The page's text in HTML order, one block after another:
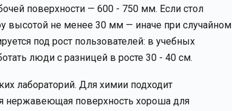
поверхности — 600 - 750 мм. Если стол
высотой не менее 30 мм — иначе при случайном
под рост пользователей: в учебных
люди с разницей в росте 30 - 40 см.
лабораторий. Для химии подходит
нержавеющая поверхность хороша для